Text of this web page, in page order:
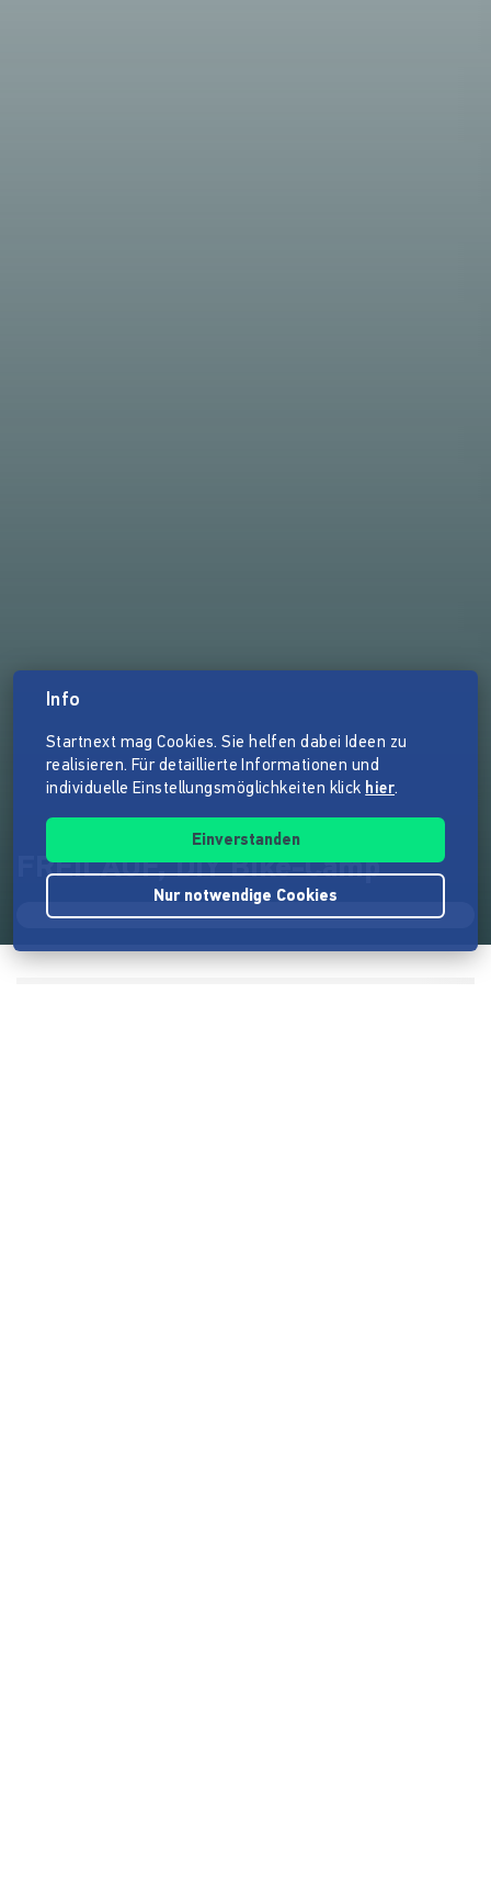
FREILAUF, DIY Bike-Camp
Info
Startnext mag Cookies. Sie helfen dabei Ideen zu
realisieren. Für detaillierte Informationen und
individuelle Einstellungsmöglichkeiten klick hier.
Einverstanden
Nur notwendige Cookies